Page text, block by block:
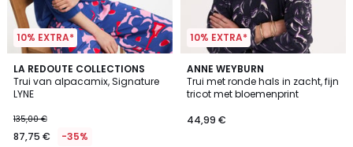
10% EXTRA*
LA REDOUTE COLLECTIONS
Trui van alpacamix, Signature
LYNE
135,00 €
87,75 € -35%
4
/
5
10% EXTRA*
ANNE WEYBURN
Trui met ronde hals in zacht, fijn
tricot met bloemenprint
44,99 €